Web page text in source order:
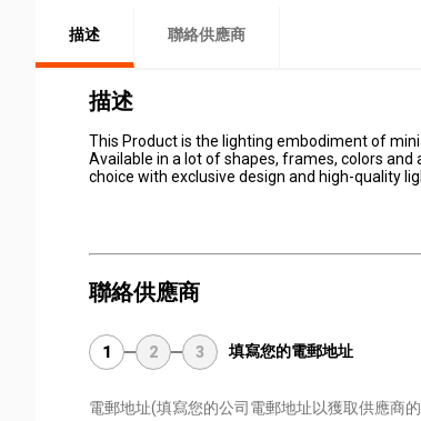
描述 聯絡供應商
描述
This Product is the lighting embodiment of
Available in a lot of shapes, frames, colors
choice with exclusive design and high-quality
聯絡供應商
1 2 3 填寫您的電郵地址
電郵地址(填寫您的公司電郵地址以獲取供應商